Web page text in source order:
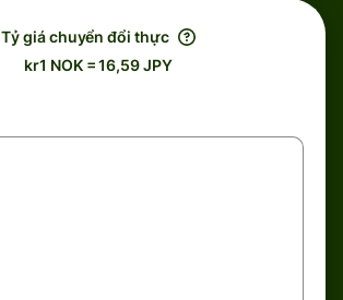
Tỷ giá chuyển đổi thực
kr1 NOK = 16,59 JPY